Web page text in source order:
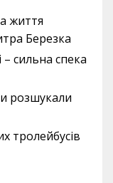
життя
Березка
сильна спека
розшукали
тролейбусів